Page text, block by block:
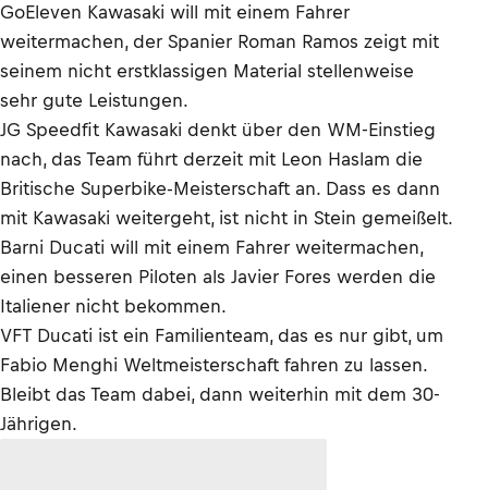
GoEleven Kawasaki will mit einem Fahrer
weitermachen, der Spanier Roman Ramos zeigt mit
seinem nicht erstklassigen Material stellenweise
sehr gute Leistungen.
JG Speedfit Kawasaki denkt über den WM-Einstieg
nach, das Team führt derzeit mit Leon Haslam die
Britische Superbike-Meisterschaft an. Dass es dann
mit Kawasaki weitergeht, ist nicht in Stein gemeißelt.
Barni Ducati will mit einem Fahrer weitermachen,
einen besseren Piloten als Javier Fores werden die
Italiener nicht bekommen.
VFT Ducati ist ein Familienteam, das es nur gibt, um
Fabio Menghi Weltmeisterschaft fahren zu lassen.
Bleibt das Team dabei, dann weiterhin mit dem 30-
Jährigen.